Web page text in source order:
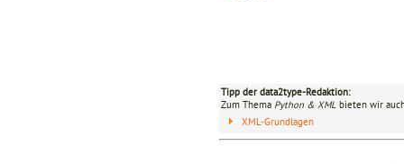
Tipp der data2type-Redaktion:
Zum Thema Python & XML bieten wir
XML-Grundlagen